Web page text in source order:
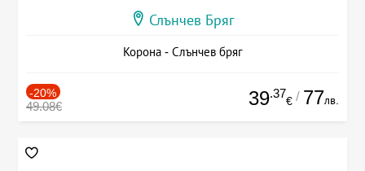
Слънчев Бряг
Корона - Слънчев бряг
-20%
49.08€ 39.37
€ / 77лв.